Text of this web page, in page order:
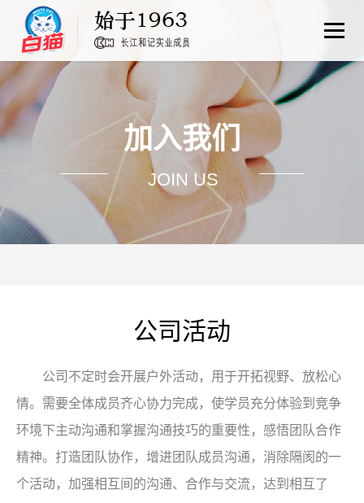
加入我们
JOIN US
公司活动
公司不定时会开展户外活动，用于开拓视野、放松心
情。需要全体成员齐心协力完成，使学员充分体验到竞争
环境下主动沟通和掌握沟通技巧的重要性，感悟团队合作
精神。打造团队协作，增进团队成员沟通，消除隔阂的一
个活动，加强相互间的沟通、合作与交流，达到相互了